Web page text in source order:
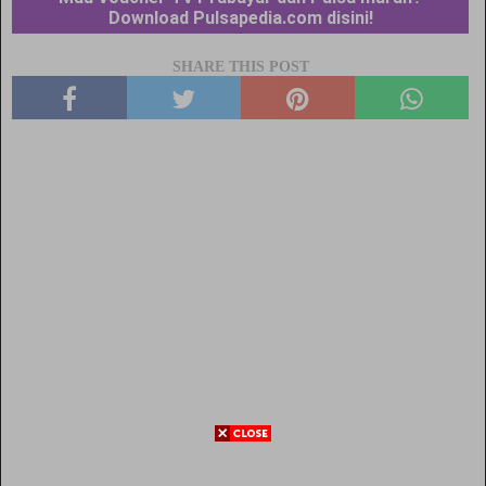
Download Pulsapedia.com disini!
SHARE THIS POST